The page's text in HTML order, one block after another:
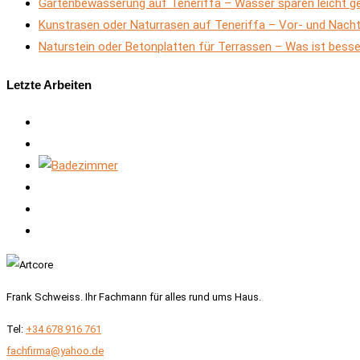
Gartenbewässerung auf Teneriffa – Wasser sparen leicht
Kunstrasen oder Naturrasen auf Teneriffa – Vor- und
Naturstein oder Betonplatten für Terrassen – Was ist
Letzte Arbeiten
Frank Schweiss. Ihr Fachmann für alles rund ums Haus.
Tel: +34 678 916 761
fachfirma@yahoo.de